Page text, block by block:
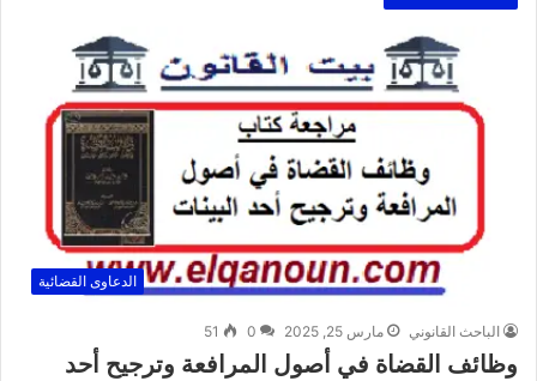
الدعاوى القضائية
الباحث القانوني مارس 25, 2025 0
51
وظائف القضاة في أصول المرافعة وترجيح أحد